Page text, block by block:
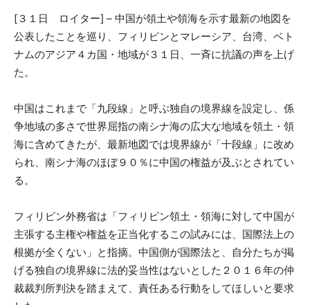
[３１日 ロイター] – 中国が領土や領海を示す最新の地図を
公表したことを巡り、フィリピンとマレーシア、台湾、ベト
ナムのアジア４カ国・地域が３１日、一斉に抗議の声を上げ
た。
中国はこれまで「九段線」と呼ぶ独自の境界線を設定し、係
争地域の多さで世界屈指の南シナ海の広大な地域を領土・領
海に含めてきたが、最新地図では境界線が「十段線」に改め
られ、南シナ海のほぼ９０％に中国の権益が及ぶとされてい
る。
フィリピン外務省は「フィリピン領土・領海に対して中国が
主張する主権や権益を正当化するこの試みには、国際法上の
根拠が全くない」と指摘。中国側が国際法と、自分たちが掲
げる独自の境界線に法的妥当性はないとした２０１６年の仲
裁裁判所判決を踏まえて、責任ある行動をしてほしいと要求